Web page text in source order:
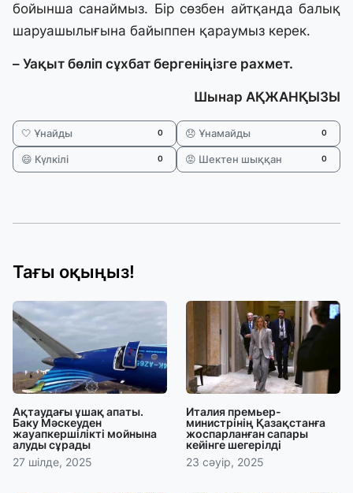
бойынша санаймыз. Бір сөзбен айтқанда балық
шаруашылығына байыппен қараумыз керек.
– Уақыт бөліп сұхбат бергеніңізге рахмет.
Шынар АҚЖАНҚЫЗЫ
🤍 Ұнайды 0 😞 Ұнамайды 0
😄 Күлкілі 0 😡 Шектен шыққан 0
Тағы оқыңыз!
Ақтаудағы ұшақ апаты.
Баку Мәскеуден
жауапкершілікті мойнына
алуды сұрады
27 шілде, 2025
Италия премьер-
министрінің Қазақстанға
жоспарланған сапары
кейінге шегерілді
23 сәуір, 2025